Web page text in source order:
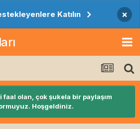
Katılın ×
olan, çok şukela bir paylaşım
Hoşgeldiniz.